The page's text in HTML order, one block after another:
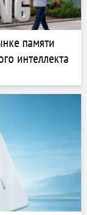
памяти
интеллекта